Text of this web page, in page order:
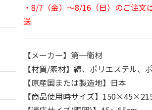
・8/7（金）～8/16（日）のご注
送
【メーカー】第一衛材
【材質/素材】綿、ポリエステル、
【原産国または製造地】日本
【商品使用時サイズ】